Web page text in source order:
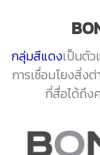
กลุ่มสีแดงเป็นตั
การเชื่อมโยงสิ่ง
ที่สื่อได้ถึง